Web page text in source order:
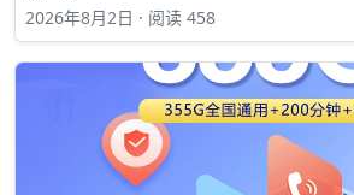
2026年8月2日 · 阅读 458